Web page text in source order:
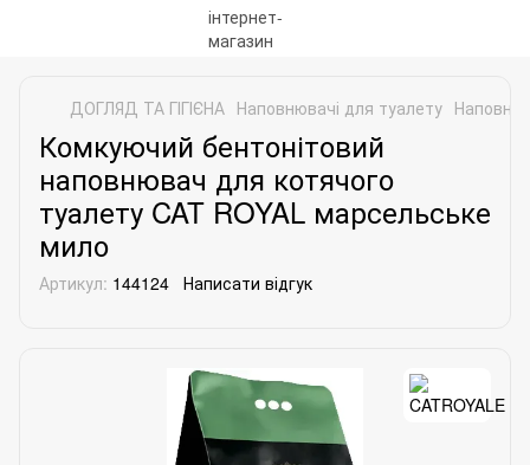
ДОГЛЯД ТА ГІГІЄНА Наповнювачі для туалету
Комкуючий бентонітовий
наповнювач для котячого
туалету CAT ROYAL марсельське
мило
Артикул: 144124 Написати відгук